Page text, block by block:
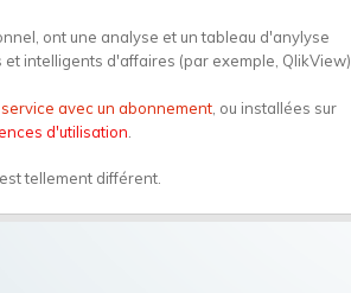
ont une analyse et un tableau d'anylyse
intelligents d'affaires (par exemple, QlikView).
avec un abonnement , ou installées sur
d'utilisation
tellement différent.